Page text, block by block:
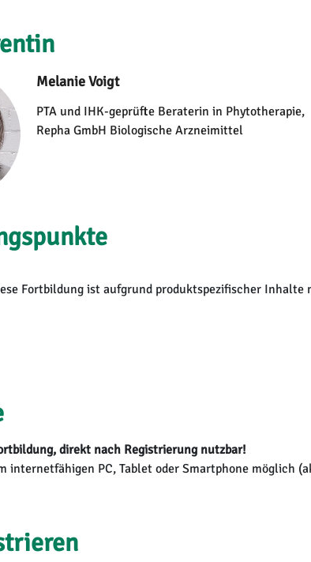
Melanie Voigt
PTA und IHK-geprüfte Beraterin in Phytotherapie,
Repha GmbH Biologische Arzneimittel
Fortbildung ist aufgrund produktspezifischer
direkt nach Registrierung nutzbar!
internetfähigen PC, Tablet oder Smartphone möglich